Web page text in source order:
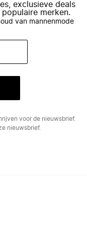
exclusieve deals
merken.
van mannenmode
voor de nieuwsbrief.
nieuwsbrief.